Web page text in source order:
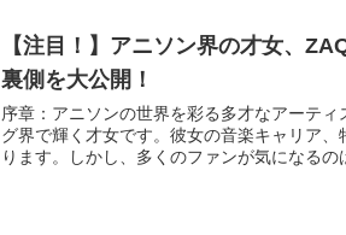
【注目！】アニソン界の才女、
裏側を大公開！
序章：アニソンの世界を彩る多才なアーテ
グ界で輝く才女です。彼女の音楽キャリア
ります。しかし、多くのファンが気になるの